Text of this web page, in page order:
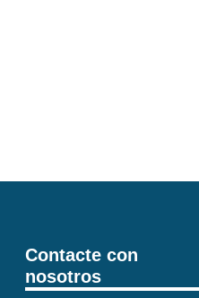
Contacte con
nosotros